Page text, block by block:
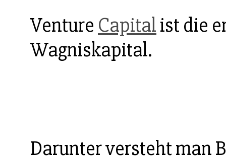
Venture Capitalist die
Wagniskapital.
Darunter versteht man